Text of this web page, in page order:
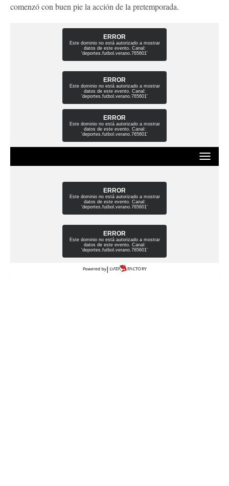
comenzó con buen pie la acción de la pretemporada.